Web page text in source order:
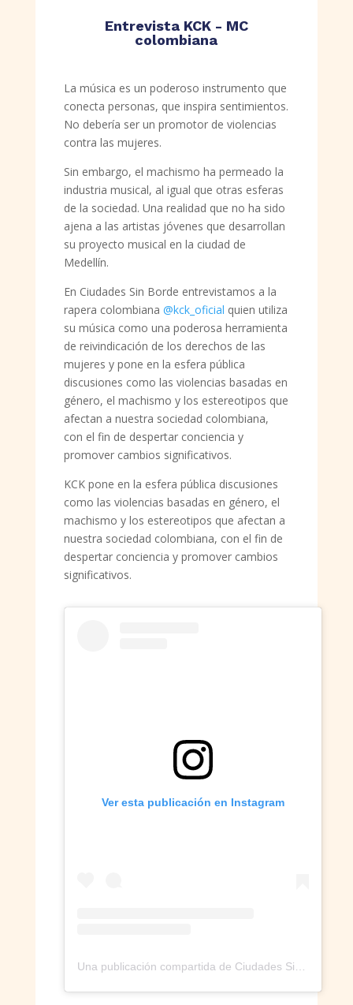
Entrevista KCK - MC
colombiana
La música es un poderoso instrumento que
conecta personas, que inspira sentimientos.
No debería ser un promotor de violencias
contra las mujeres.
Sin embargo, el machismo ha permeado la
industria musical, al igual que otras esferas
de la sociedad. Una realidad que no ha sido
ajena a las artistas jóvenes que desarrollan
su proyecto musical en la ciudad de
Medellín.
En Ciudades Sin Borde entrevistamos a la
rapera colombiana @kck_oficial quien utiliza
su música como una poderosa herramienta
de reivindicación de los derechos de las
mujeres y pone en la esfera pública
discusiones como las violencias basadas en
género, el machismo y los estereotipos que
afectan a nuestra sociedad colombiana,
con el fin de despertar conciencia y
promover cambios significativos.
KCK pone en la esfera pública discusiones
como las violencias basadas en género, el
machismo y los estereotipos que afectan a
nuestra sociedad colombiana, con el fin de
despertar conciencia y promover cambios
significativos.
Ver esta publicación en Instagram